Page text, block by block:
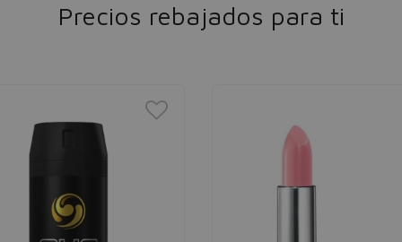
Precios rebajados para ti